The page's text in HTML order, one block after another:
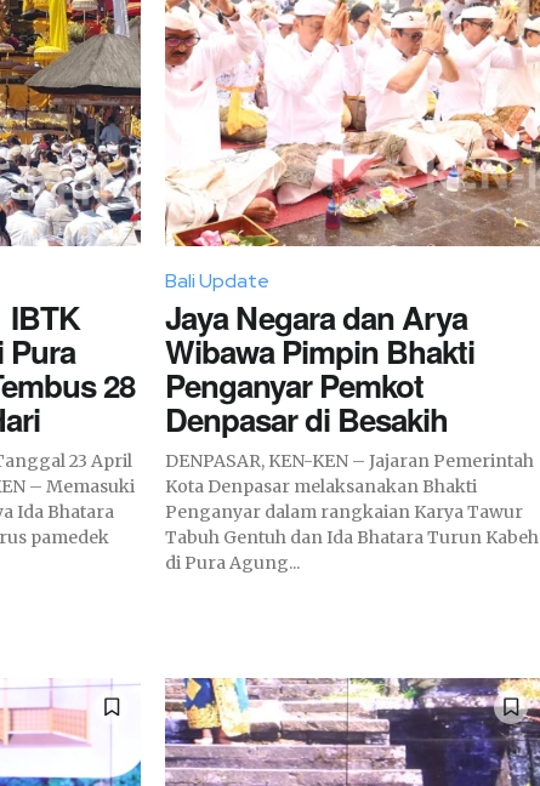
IBTK
Pura
28
Ida Bhatara
pamedek
Bali Update
Jaya Negara dan Arya
Wibawa Pimpin Bhakti
Penganyar Pemkot
Denpasar di Besakih
DENPASAR, KEN-KEN – Jajaran Pemerintah
Kota Denpasar melaksanakan Bhakti
Penganyar dalam rangkaian Karya Tawur
Tabuh Gentuh dan Ida Bhatara Turun Kabeh
di Pura Agung...